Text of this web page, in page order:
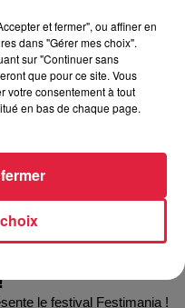
!
Wunsch et Mann à
le festival Festimania !
et fermer", ou affiner en
dans "Gérer mes choix".
sur "Continuer sans
que pour ce site. Vous
votre consentement à tout
en bas de chaque page.